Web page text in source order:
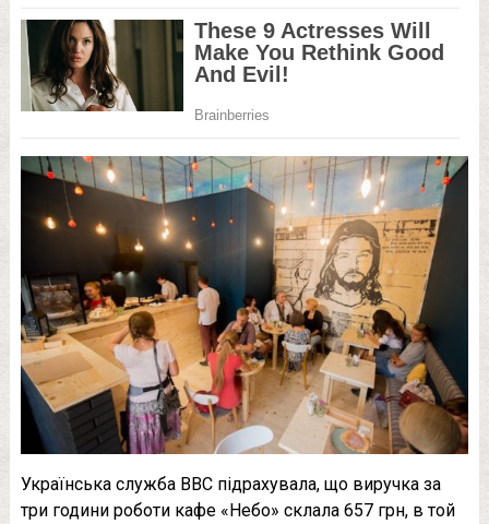
Українська служба BBC підрахувала, що виручка за
три години роботи кафе «Небо» склала 657 грн, в той